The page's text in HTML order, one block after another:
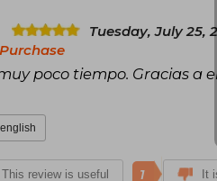
Tuesday, July 25,
poco tiempo. Gracias a
This review is useful 1 It